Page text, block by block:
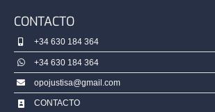
CONTACTO
+34 630 184 364
+34 630 184 364
opojustisa@gmail.com
CONTACTO